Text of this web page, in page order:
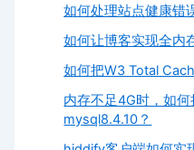
如何处理站点健康错
如何让博客实现全内
如何把W3 Total
内存不足4G时，如
mysql8.4.10？